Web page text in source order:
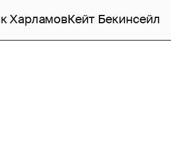
ХарламовКейт Бекинсейл